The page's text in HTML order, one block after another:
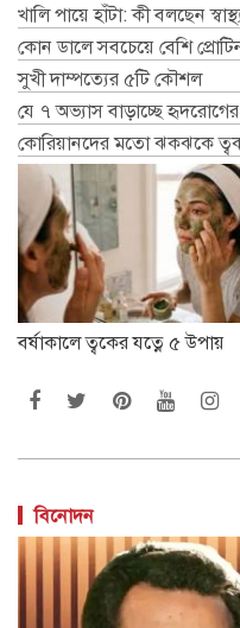
খালি পায়ে হাঁটা: কী বলছেন
কোন ডালে সবচেয়ে বেশি
সুখী দাম্পত্যের ৫টি কৌশল
যে ৭ অভ্যাস বাড়াচ্ছে
কোরিয়ানদের মতো ঝকঝকে
বর্ষাকালে ত্বকের যত্নে ৫ উপায়
বিনোদন